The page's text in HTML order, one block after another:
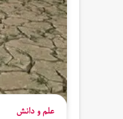
علم و دانش